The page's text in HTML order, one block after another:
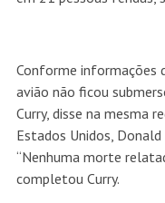
Conforme informações
avião não ficou
Curry, disse na mesma
Estados Unidos,
“Nenhuma morte
completou Curry.